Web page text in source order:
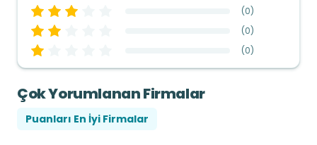
(0)
(0)
(0)
Çok Yorumlanan Firmalar
Puanları En İyi Firmalar